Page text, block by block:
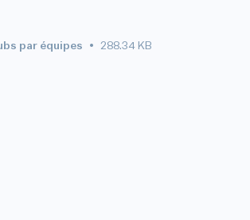
par équipes 288.34 KB